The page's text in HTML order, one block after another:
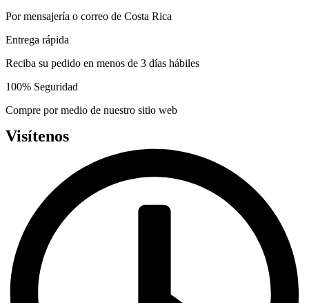
chosen
page
Por mensajería o correo de Costa Rica
Entrega rápida
Reciba su pedido en menos de 3 días hábiles
100% Seguridad
Compre por medio de nuestro sitio web
Visítenos